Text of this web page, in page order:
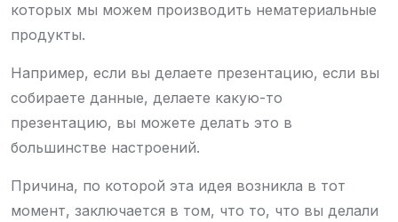
которых мы можем производить нематериальные
продукты.
Например, если вы делаете презентацию, если вы
собираете данные, делаете какую-то
презентацию, вы можете делать это в
большинстве настроений.
Причина, по которой эта идея возникла в тот
момент, заключается в том, что то, что вы делали